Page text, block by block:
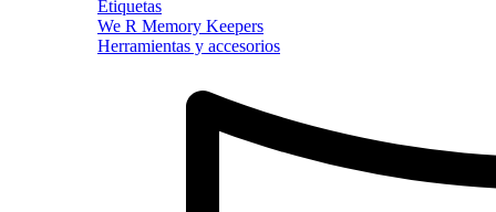
Etiquetas
We R Memory Keepers
Herramientas y accesorios